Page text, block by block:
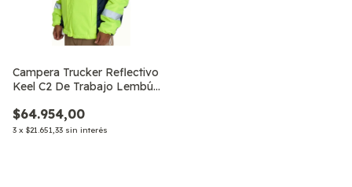
Campera Trucker Reflectivo
Keel C2 De Trabajo Lembú
$64.954,00
3 x $21.651,33 sin interés